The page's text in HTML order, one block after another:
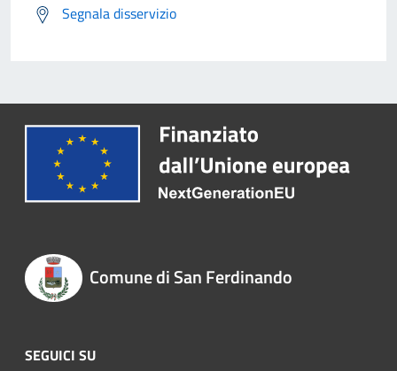
Segnala disservizio
Comune di San Ferdinando
SEGUICI SU